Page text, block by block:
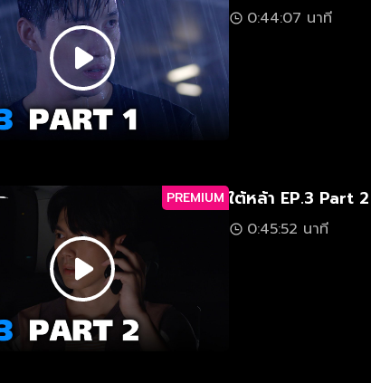
0:44:07 นาที
PREMIUM ใต้หล้า EP.3 Part 2
0:45:52 นาที